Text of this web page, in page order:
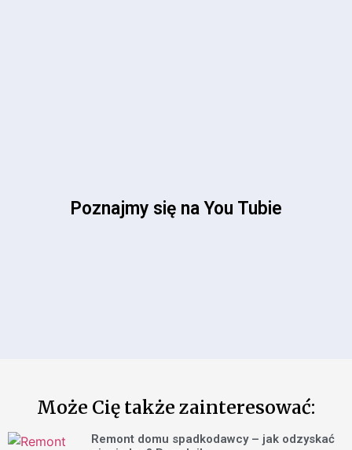
Poznajmy się na You Tubie
Może Cię także zainteresować:
Remont domu spadkodawcy – jak odzyskać